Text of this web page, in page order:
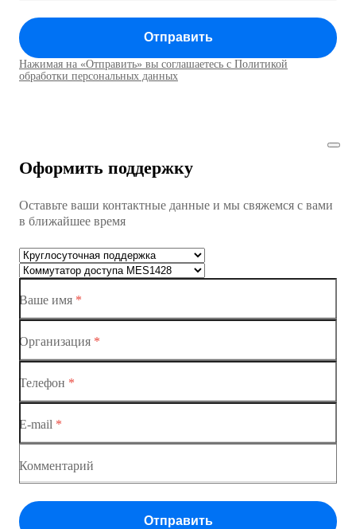
Коммутатор доступа MES1428
Коммутаторы доступа01
Коммутатор доступа MES1428
Коммутатор доступа MES1428
Коммутаторы доступа
Коммутатор доступа MES1428-02
Отправить
Нажимая на «Отправить» вы соглашаетесь с Политикой
обработки персональных данных
Оформить поддержку
Оставьте ваши контактные данные и мы свяжемся с вами
в ближайшее время
Ваше имя *
Организация *
Телефон *
E-mail *
Комментарий
Отправить